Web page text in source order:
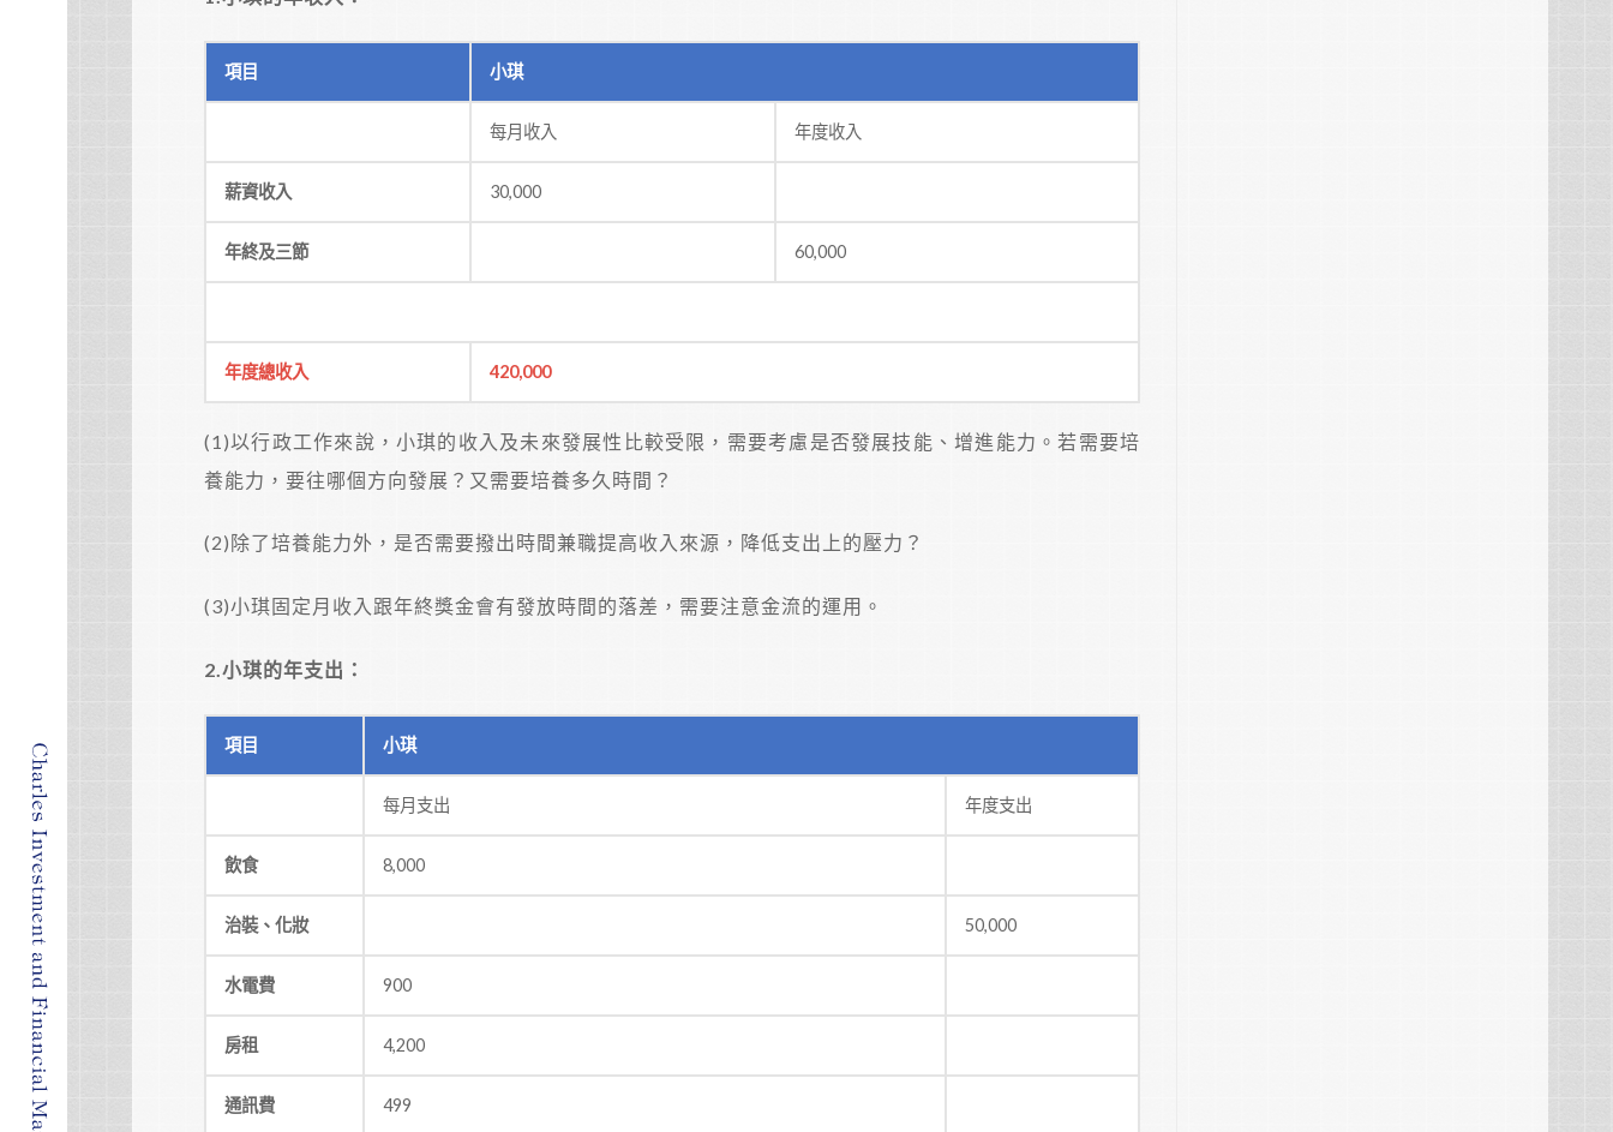
項目 小琪
每月收入 年度收入
薪資收入 30,000
年終及三節 60,000
年度總收入 420,000
(1)以行政工作來說，小琪的收入及未來發展性比較受限，需要考慮是否發展技能、增進能力。若需要培
養能力，要往哪個方向發展？又需要培養多久時間？
(2)除了培養能力外，是否需要撥出時間兼職提高收入來源，降低支出上的壓力？
(3)小琪固定月收入跟年終獎金會有發放時間的落差，需要注意金流的運用。
2.小琪的年支出：
項目 小琪
每月支出 年度支出
飲食 8,000
治裝、化妝 50,000
水電費 900
房租 4,200
通訊費 499